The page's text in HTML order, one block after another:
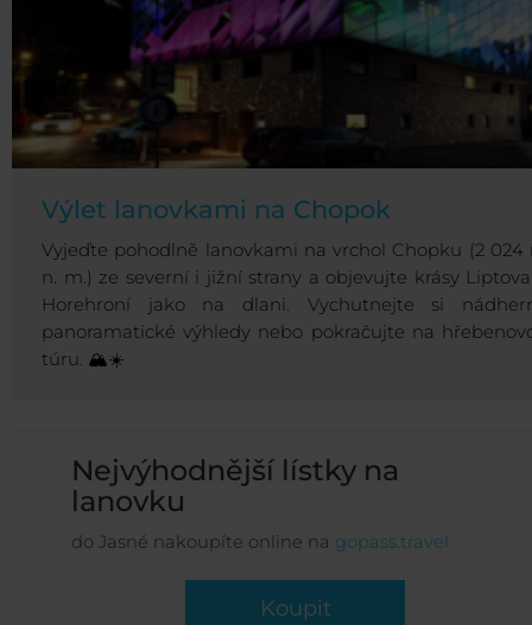
Výlet lanovkami na Chopok
Vyjeďte pohodlně lanovkami na vrchol Chopku (2 024
n. m.) ze severní i jižní strany a objevujte krásy
Horehroní jako na dlani. Vychutnejte si
panoramatické výhledy nebo pokračujte na
túru. 🏔️☀️
Nejvýhodnější lístky na
lanovku
do Jasné nakoupíte online na gopass.travel
Koupit